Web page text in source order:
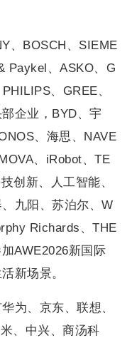
、BOSCH、SIEME
Paykel、ASKO、G
、GREE、
企业，BYD、宇
、海思、NAVE
、iRobot、TE
创新、人工智能、
九阳、苏泊尔、W
Richards、THE
AWE2026新国际
新场景。
为、京东、联想、
、中兴、商汤科